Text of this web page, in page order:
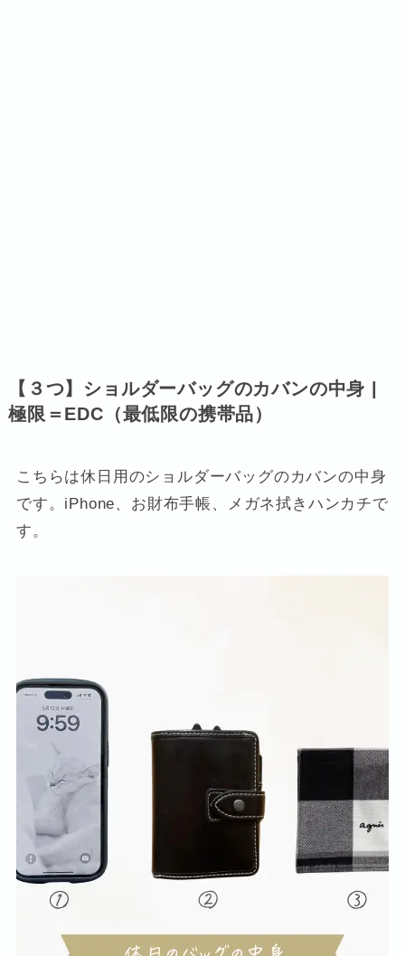
【３つ】ショルダーバッグのカバンの中身 |
極限＝EDC（最低限の携帯品）
こちらは休日用のショルダーバッグのカバンの中身
です。iPhone、お財布手帳、メガネ拭きハンカチで
す。